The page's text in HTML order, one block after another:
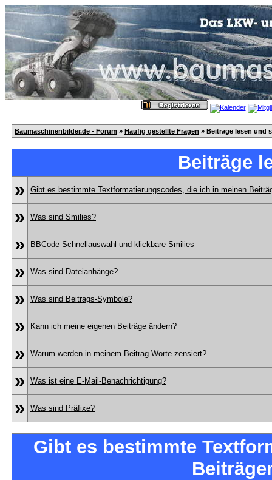
Baumaschinenbilder.de - Forum » Häufig gestellte Fragen » Beiträge lesen und
Beiträge
»
Gibt es bestimmte Textformatierungscodes, die ich in meinen
» Was sind Smilies?
» BBCode Schnellauswahl und klickbare Smilies
» Was sind Dateianhänge?
» Was sind Beitrags-Symbole?
» Kann ich meine eigenen Beiträge ändern?
» Warum werden in meinem Beitrag Worte zensiert?
» Was ist eine E-Mail-Benachrichtigung?
» Was sind Präfixe?
Gibt es bestimmte